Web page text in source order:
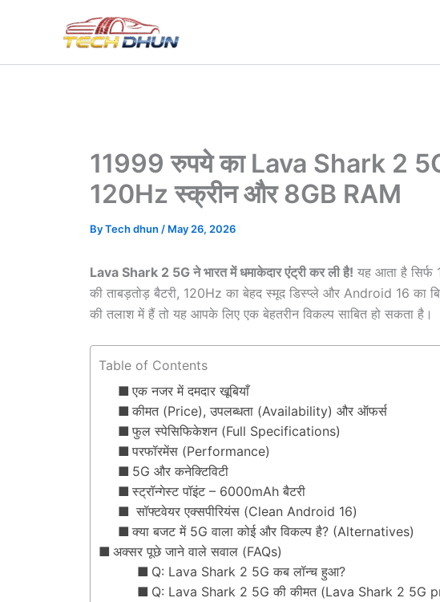
11999 रुपये का Lava Shark 2
120Hz स्क्रीन और 8GB RAM
ByTech dhun / May 26, 2026
Lava Shark 2 5G ने भारत में धमाकेदार एंट्री कर ली है! यह आता है
की ताबड़तोड़ बैटरी, 120Hz का बेहद स्मूद डिस्प्ले और Android 16
की तलाश में हैं तो यह आपके लिए एक बेहतरीन विकल्प साबित हो सकता है।
Table of Contents
एक नजर में दमदार खूबियाँ
कीमत (Price), उपलब्धता (Availability) और ऑफर्स
फुल स्पेसिफिकेशन (Full Specifications)
परफॉरमेंस (Performance)
5G और कनेक्टिविटी
स्ट्रॉन्गेस्ट पॉइंट – 6000mAh बैटरी
सॉफ्टवेयर एक्सपीरियंस (Clean Android 16)
क्या बजट में 5G वाला कोई और विकल्प है? (Alternatives)
अक्सर पूछे जाने वाले सवाल (FAQs)
Q: Lava Shark 2 5G कब लॉन्च हुआ?
Q: Lava Shark 2 5G की कीमत (Lava Shark 2 5G